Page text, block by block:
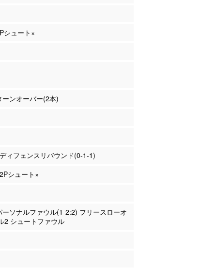
シュート×
ンオーバー(2本)
ィフェンスリバウンド(0-1-1)
シュート×
ーソナルファウル(1-2:2) フリースローオ
2 シュートファウル